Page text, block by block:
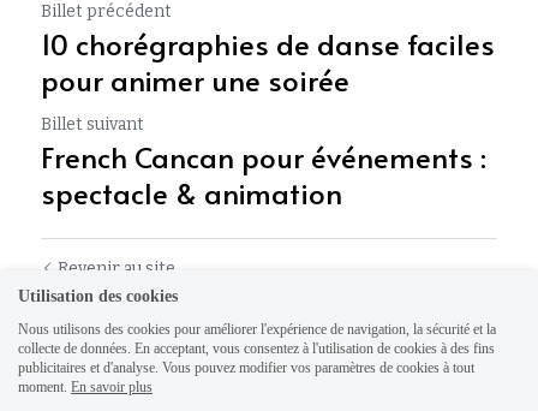
Billet précédent
10 chorégraphies de danse faciles
pour animer une soirée
Billet suivant
French Cancan pour événements :
spectacle & animation
Revenir au site
Utilisation des cookies
Nous utilisons des cookies pour améliorer l'expérience de navigation, la sécurité et la
collecte de données. En acceptant, vous consentez à l'utilisation de cookies à des fins
publicitaires et d'analyse. Vous pouvez modifier vos paramètres de cookies à tout
moment. En savoir plus